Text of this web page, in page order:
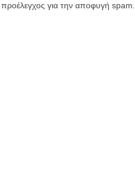
προέλεγχος για την αποφυγή spam.